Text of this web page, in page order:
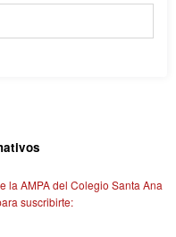
la AMPA del Colegio Santa Ana
suscribirte: